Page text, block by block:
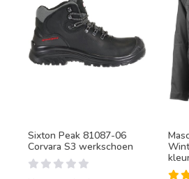
Sixton Peak 81087-06
Corvara S3 werkschoen